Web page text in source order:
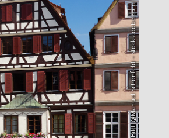
Bild: @Manuel Schönfeld – stock.adobe.com